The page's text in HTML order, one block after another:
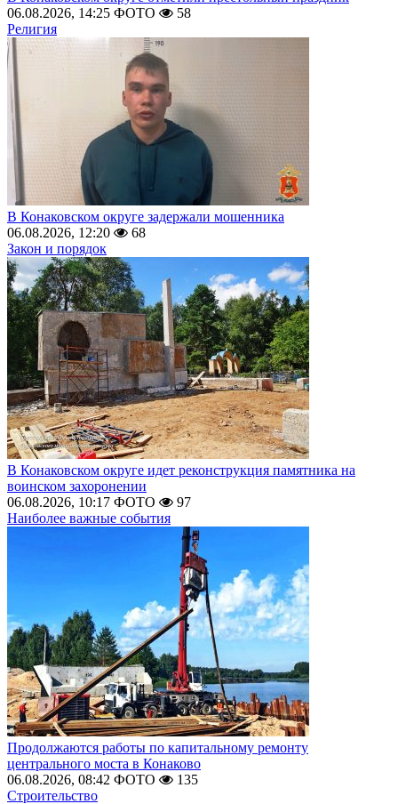
06.08.2026, 14:25 ФОТО
58
Религия
В Конаковском округе задержали мошенника
06.08.2026, 12:20
68
Закон и порядок
В Конаковском округе идет реконструкция памятника на
воинском захоронении
06.08.2026, 10:17 ФОТО
97
Наиболее важные события
Продолжаются работы по капитальному ремонту
центрального моста в Конаково
06.08.2026, 08:42 ФОТО
135
Строительство